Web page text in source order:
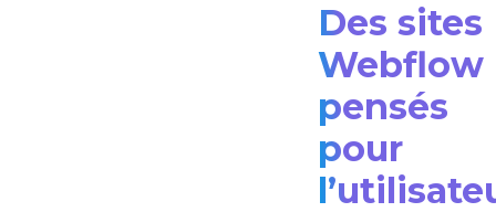
Des sites
Webflow
pensés
pour